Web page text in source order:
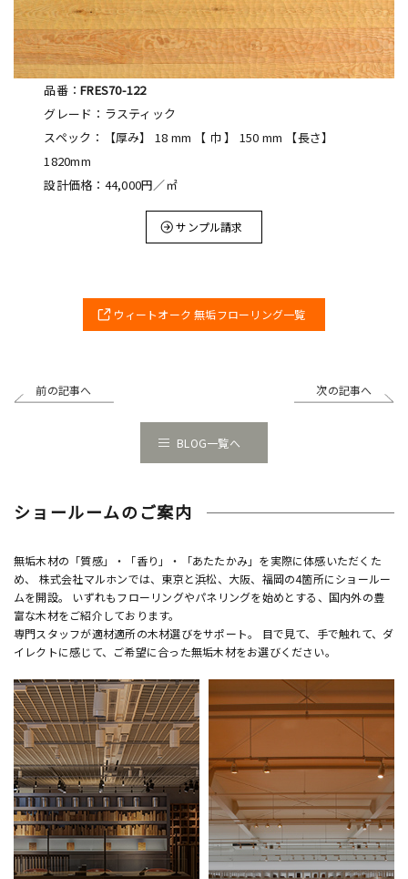
品番：FRES70-122
グレード：ラスティック
スペック：【厚み】 18 mm 【 巾 】 150 mm 【長さ】
1820mm
設計価格：44,000円／㎡
サンプル請求
ウィートオーク 無垢フローリング一覧
前の記事へ 次の記事へ
BLOG一覧へ
ショールームのご案内
無垢木材の「質感」・「香り」・「あたたかみ」を実際に体感いただくた
め、 株式会社マルホンでは、東京と浜松、大阪、福岡の4箇所にショールー
ムを開設。 いずれもフローリングやパネリングを始めとする、国内外の豊
富な木材をご紹介しております。
専門スタッフが適材適所の木材選びをサポート。 目で見て、手で触れて、ダ
イレクトに感じて、ご希望に合った無垢木材をお選びください。